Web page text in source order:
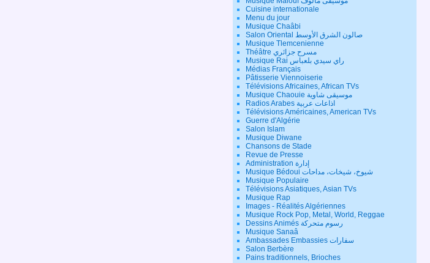
Cuisine internationale
Menu du jour
Musique Chaâbi
Salon Oriental صالون الشرق الأوسط
Musique Tlemcenienne
Théâtre مسرح جزائري
Musique Rai راي سيدي بلعباس
Médias Français
Pâtisserie Viennoiserie
Télévisions Africaines, African TVs
Musique Chaouie موسيقى شاوية
Radios Arabes اذاعات عربية
Télévisions Américaines, American TVs
Guerre d'Algérie
Salon Islam
Musique Diwane
Chansons de Stade
Revue de Presse
Administration إدارة
Musique Bédoui شيوخ، شيخات، مداحات
Musique Populaire
Télévisions Asiatiques, Asian TVs
Musique Rap
Images - Réalités Algériennes
Musique Rock Pop, Metal, World, Reggae
Dessins Animés رسوم متحركة
Musique Sanaâ
Ambassades Embassies سفارات
Salon Berbère
Pains traditionnels, Brioches